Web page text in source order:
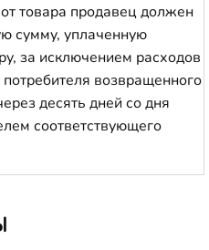
товара продавец должен
сумму, уплаченную
за исключением расходов
возвращенного
десять дней со дня
соответствующего